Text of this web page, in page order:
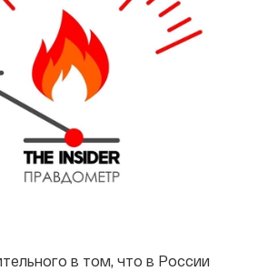
в том, что в России